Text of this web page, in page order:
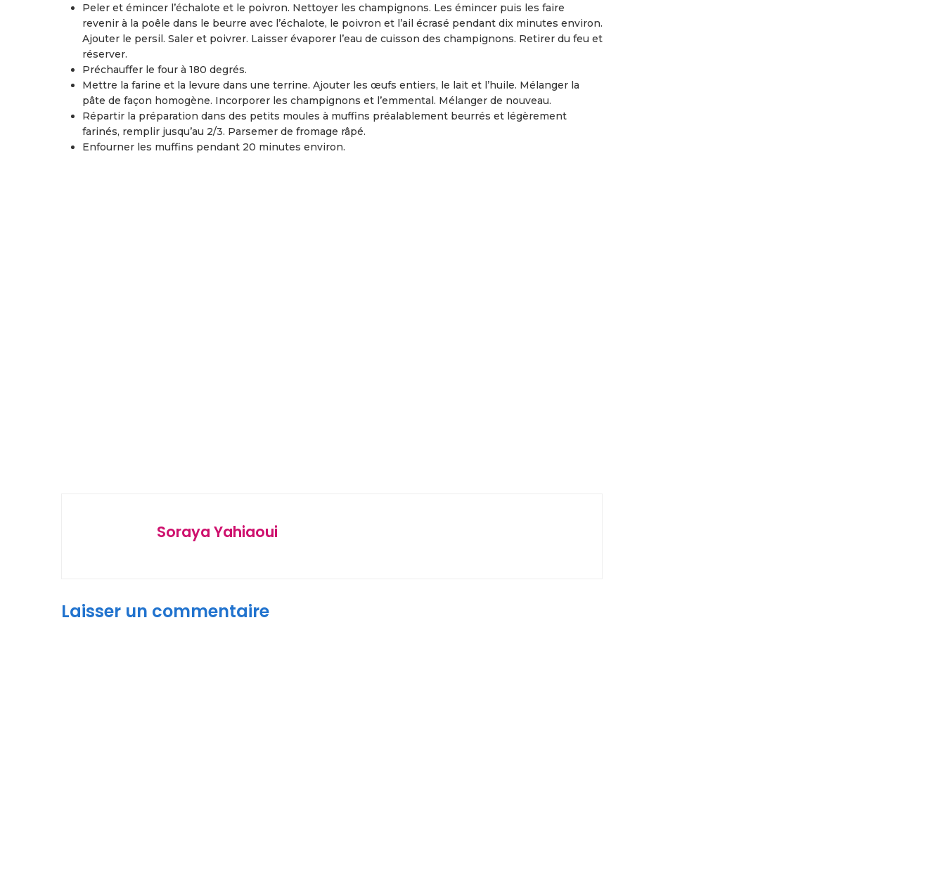
Peler et émincer l’échalote et le poivron. Nettoyer les champignons. Les émincer puis les faire
revenir à la poêle dans le beurre avec l’échalote, le poivron et l’ail écrasé pendant dix minutes environ.
Ajouter le persil. Saler et poivrer. Laisser évaporer l’eau de cuisson des champignons. Retirer du feu et
réserver.
Préchauffer le four à 180 degrés.
Mettre la farine et la levure dans une terrine. Ajouter les œufs entiers, le lait et l’huile. Mélanger la
pâte de façon homogène. Incorporer les champignons et l’emmental. Mélanger de nouveau.
Répartir la préparation dans des petits moules à muffins préalablement beurrés et légèrement
farinés, remplir jusqu’au 2/3. Parsemer de fromage râpé.
Enfourner les muffins pendant 20 minutes environ.
Soraya Yahiaoui
Laisser un commentaire